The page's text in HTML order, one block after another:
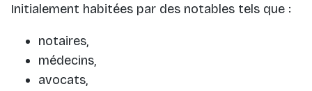
Initialement habitées par des notables tels que :
notaires,
médecins,
avocats,